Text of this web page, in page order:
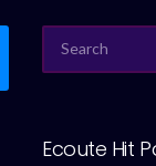
FOR:
Ecoute Hit